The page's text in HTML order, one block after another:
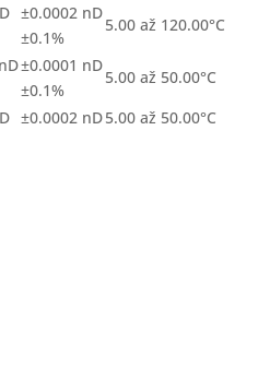
±0.0002 nD
±0.1%
5.00 až 120.00°C
±0.0001 nD
±0.1%
5.00 až 50.00°C
±0.0002 nD5.00 až 50.00°C